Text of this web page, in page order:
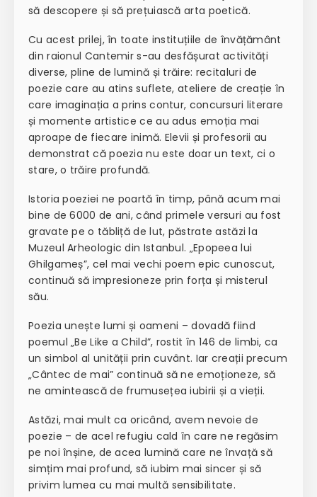
să descopere și să prețuiască arta poetică.
Cu acest prilej, în toate instituțiile de învățământ
din raionul Cantemir s-au desfășurat activități
diverse, pline de lumină și trăire: recitaluri de
poezie care au atins suflete, ateliere de creație în
care imaginația a prins contur, concursuri literare
și momente artistice ce au adus emoția mai
aproape de fiecare inimă. Elevii și profesorii au
demonstrat că poezia nu este doar un text, ci o
stare, o trăire profundă.
Istoria poeziei ne poartă în timp, până acum mai
bine de 6000 de ani, când primele versuri au fost
gravate pe o tăbliță de lut, păstrate astăzi la
Muzeul Arheologic din Istanbul. „Epopeea lui
Ghilgameș”, cel mai vechi poem epic cunoscut,
continuă să impresioneze prin forța și misterul
său.
Poezia unește lumi și oameni – dovadă fiind
poemul „Be Like a Child”, rostit în 146 de limbi, ca
un simbol al unității prin cuvânt. Iar creații precum
„Cântec de mai” continuă să ne emoționeze, să
ne amintească de frumusețea iubirii și a vieții.
Astăzi, mai mult ca oricând, avem nevoie de
poezie – de acel refugiu cald în care ne regăsim
pe noi înșine, de acea lumină care ne învață să
simțim mai profund, să iubim mai sincer și să
privim lumea cu mai multă sensibilitate.